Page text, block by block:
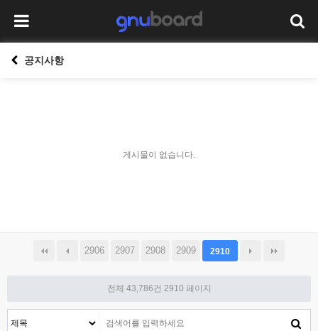
공지사항
게시물이 없습니다.
2906 2907 2908 2909 2910
전체 43,786건 2910 페이지